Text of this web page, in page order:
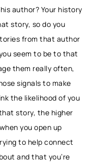
author? Your history
story, so do you
from that author
seem to be to that
them really often,
signals to make
the likelihood of you
story, the higher
you open up
to help connect
and that you’re